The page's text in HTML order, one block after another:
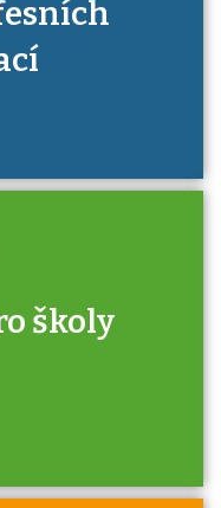
školy
zkoušce a kde